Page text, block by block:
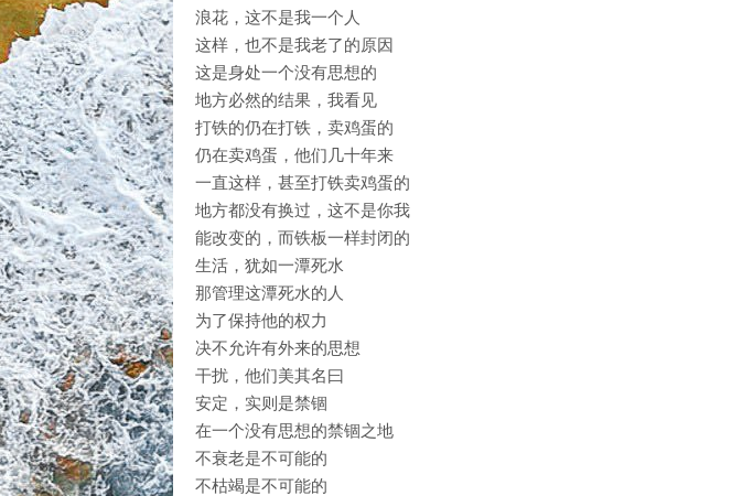
浪花，这不是我一个人
这样，也不是我老了的原因
这是身处一个没有思想的
地方必然的结果，我看见
打铁的仍在打铁，卖鸡蛋的
仍在卖鸡蛋，他们几十年来
一直这样，甚至打铁卖鸡蛋的
地方都没有换过，这不是你我
能改变的，而铁板一样封闭的
生活，犹如一潭死水
那管理这潭死水的人
为了保持他的权力
决不允许有外来的思想
干扰，他们美其名曰
安定，实则是禁锢
在一个没有思想的禁锢之地
不衰老是不可能的
不枯竭是不可能的